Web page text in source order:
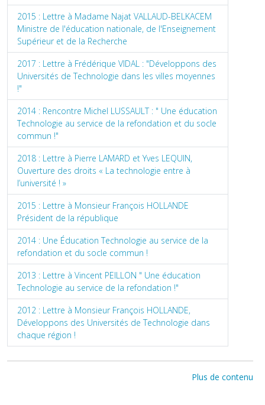
2015 : Lettre à Madame Najat VALLAUD-BELKACEM
Ministre de l'éducation nationale, de l'Enseignement
Supérieur et de la Recherche
2017 : Lettre à Frédérique VIDAL : "Développons des
Universités de Technologie dans les villes moyennes
!"
2014 : Rencontre Michel LUSSAULT : " Une éducation
Technologie au service de la refondation et du socle
commun !"
2018 : Lettre à Pierre LAMARD et Yves LEQUIN,
Ouverture des droits « La technologie entre à
l’université ! »
2015 : Lettre à Monsieur François HOLLANDE
Président de la république
2014 : Une Éducation Technologie au service de la
refondation et du socle commun !
2013 : Lettre à Vincent PEILLON " Une éducation
Technologie au service de la refondation !"
2012 : Lettre à Monsieur François HOLLANDE,
Développons des Universités de Technologie dans
chaque région !
Plus de contenu